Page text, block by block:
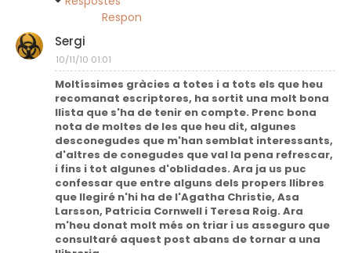
Respon
Sergi
10/11/10 01:01
Moltíssimes gràcies a totes i a tots els que heu
recomanat escriptores, ha sortit una molt bona
llista que s'ha de tenir en compte. Prenc bona
nota de moltes de les que heu dit, algunes
desconegudes que m'han semblat interessants,
d'altres de conegudes que val la pena refrescar,
i fins i tot algunes d'oblidades. Ara ja us puc
confessar que entre alguns dels propers llibres
que llegiré n'hi ha de l'Agatha Christie, Asa
Larsson, Patricia Cornwell i Teresa Roig. Ara
m'heu donat molt més on triar i us asseguro que
consultaré aquest post abans de tornar a una